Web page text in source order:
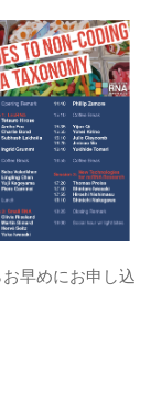
お早めにお申し込